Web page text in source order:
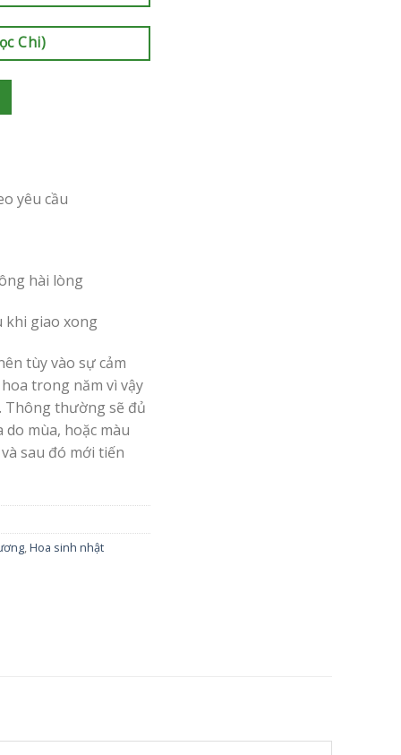
Chi)
yêu cầu
hài lòng
khi giao xong
tùy vào sự cảm
trong năm vì vậy
Thông thường sẽ đủ
mùa, hoặc màu
sau đó mới tiến
,Hoa sinh nhật